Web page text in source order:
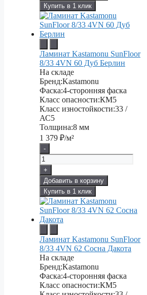
Купить в 1 клик
Ламинат Kastamonu SunFloor
8/33 4VN 60 Дуб Берлин
На складе
Бренд:Kastamonu
Фаска:4-сторонняя фаска
Класс опасности:КМ5
Класс изностойкости:33 /
АС5
Толщина:8 мм
1 379 ₽/м²
-
+
Добавить в корзину
Купить в 1 клик
Ламинат Kastamonu SunFloor
8/33 4VN 62 Сосна Дакота
На складе
Бренд:Kastamonu
Фаска:4-сторонняя фаска
Класс опасности:КМ5